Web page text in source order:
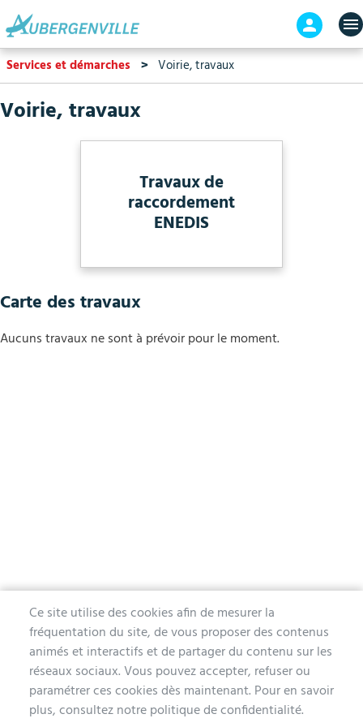
contenu
principal
En-
tête
Services et démarches Voirie, travaux
Voirie, travaux
Travaux de
raccordement
ENEDIS
Carte des travaux
Aucuns travaux ne sont à prévoir pour le moment.
Ce site utilise des cookies afin de mesurer la
fréquentation du site, de vous proposer des contenus
animés et interactifs et de partager du contenu sur les
réseaux sociaux. Vous pouvez accepter, refuser ou
paramétrer ces cookies dès maintenant. Pour en savoir
plus, consultez notre politique de confidentialité.
MAIRIE D'AUBERGENVILLE
1 avenue de la Division Leclerc
78410 Aubergenville
Tél. 01 30 90 45 00